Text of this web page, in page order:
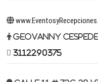
Geovanny
3112290375